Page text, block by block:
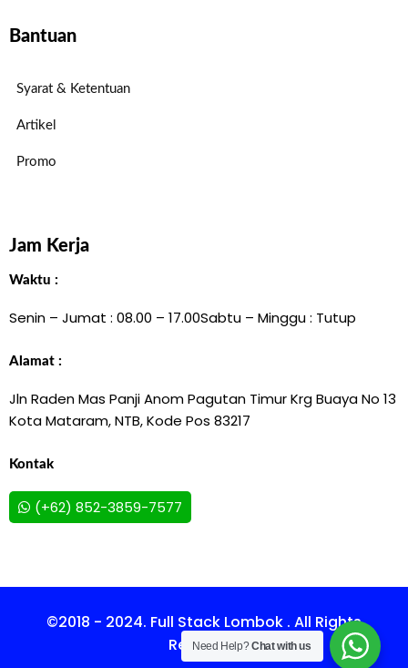
Bantuan
Syarat & Ketentuan
Artikel
Promo
Jam Kerja
Waktu :
Senin – Jumat : 08.00 – 17.00Sabtu – Minggu : Tutup
Alamat :
Jln Raden Mas Panji Anom Pagutan Timur Krg Buaya No 13
Kota Mataram, NTB, Kode Pos 83217
Kontak
(+62) 852-3859-7577
©2018 - 2024. Full Stack Lombok . All Rights
Reserved.
Need Help?Chat with us